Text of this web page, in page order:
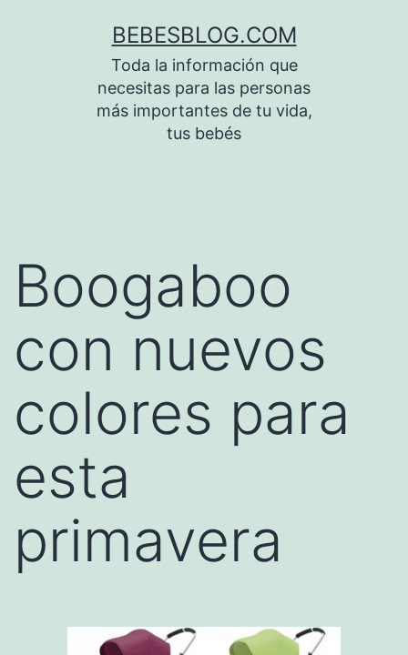
BEBESBLOG.COM
Toda la información que
necesitas para las personas
más importantes de tu vida,
tus bebés
Boogaboo
con nuevos
colores para
esta
primavera